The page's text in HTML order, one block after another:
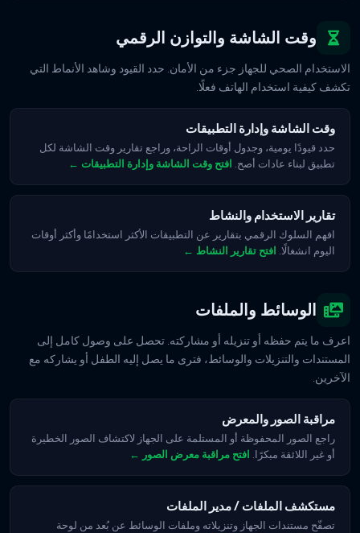
وقت الشاشة والتوازن الرقمي
الاستخدام الصحي للجهاز جزء من الأمان. حدد القيود وشاهد الأنماط التي
تكشف كيفية استخدام الهاتف فعلًا.
وقت الشاشة وإدارة التطبيقات
حدد قيودًا يومية، وجدول أوقات الراحة، وراجع تقارير وقت الشاشة لكل
تطبيق لبناء عادات أصح. افتح وقت الشاشة وإدارة التطبيقات ←
تقارير الاستخدام والنشاط
افهم السلوك الرقمي بتقارير عن التطبيقات الأكثر استخدامًا وأكثر أوقات
اليوم انشغالًا. افتح تقارير النشاط ←
الوسائط والملفات
اعرف ما يتم حفظه أو تنزيله أو مشاركته. تحصل على وصول كامل إلى
المستندات والتنزيلات والوسائط، فترى ما يصل إليه الطفل أو يشاركه مع
الآخرين.
مراقبة الصور والمعرض
راجع الصور المحفوظة أو المستلمة على الجهاز لاكتشاف الصور الخطيرة
أو غير اللائقة مبكرًا. افتح مراقبة معرض الصور ←
مستكشف الملفات / مدير الملفات
تصفّح مستندات الجهاز وتنزيلاته وملفات الوسائط عن بُعد من لوحة